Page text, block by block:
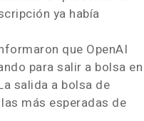
ya había
que OpenAI
para salir a bolsa en
salida a bolsa de
más esperadas de